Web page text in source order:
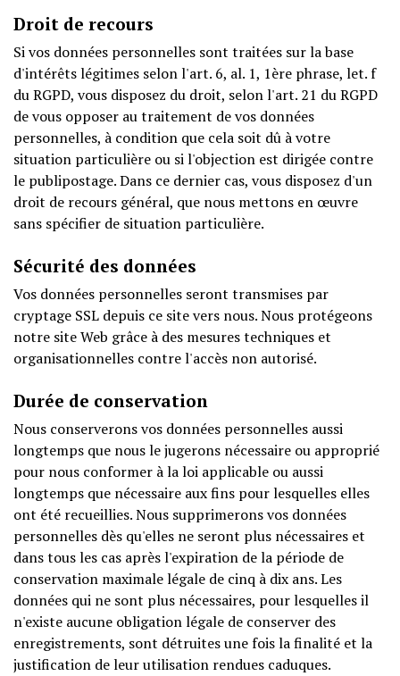
Droit de recours
Si vos données personnelles sont traitées sur la base
d'intérêts légitimes selon l'art. 6, al. 1, 1ère phrase, let. f
du RGPD, vous disposez du droit, selon l'art. 21 du RGPD
de vous opposer au traitement de vos données
personnelles, à condition que cela soit dû à votre
situation particulière ou si l'objection est dirigée contre
le publipostage. Dans ce dernier cas, vous disposez d'un
droit de recours général, que nous mettons en œuvre
sans spécifier de situation particulière.
Sécurité des données
Vos données personnelles seront transmises par
cryptage SSL depuis ce site vers nous. Nous protégeons
notre site Web grâce à des mesures techniques et
organisationnelles contre l'accès non autorisé.
Durée de conservation
Nous conserverons vos données personnelles aussi
longtemps que nous le jugerons nécessaire ou approprié
pour nous conformer à la loi applicable ou aussi
longtemps que nécessaire aux fins pour lesquelles elles
ont été recueillies. Nous supprimerons vos données
personnelles dès qu'elles ne seront plus nécessaires et
dans tous les cas après l'expiration de la période de
conservation maximale légale de cinq à dix ans. Les
données qui ne sont plus nécessaires, pour lesquelles il
n'existe aucune obligation légale de conserver des
enregistrements, sont détruites une fois la finalité et la
justification de leur utilisation rendues caduques.